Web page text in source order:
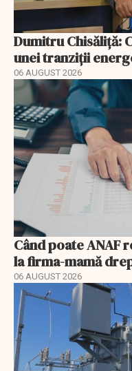
Dumitru Chisăliță:
unei tranziții
06 AUGUST 2026
Când poate ANAF
la firma-mamă
06 AUGUST 2026